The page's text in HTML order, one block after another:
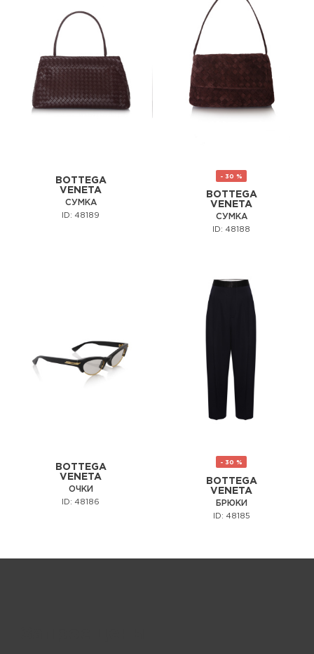
BOTTEGA
VENETA
СУМКА
ID: 48189
- 30 %
BOTTEGA
VENETA
СУМКА
ID: 48188
BOTTEGA
VENETA
ОЧКИ
ID: 48186
- 30 %
BOTTEGA
VENETA
БРЮКИ
ID: 48185